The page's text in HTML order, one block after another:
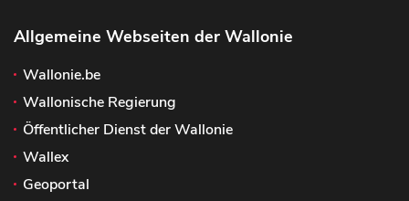
Allgemeine Webseiten der Wallonie
Wallonie.be
Wallonische Regierung
Öffentlicher Dienst der Wallonie
Wallex
Geoportal